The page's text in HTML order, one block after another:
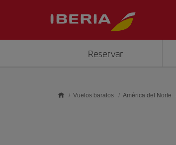
Reservar
Vuelos baratos América del Norte